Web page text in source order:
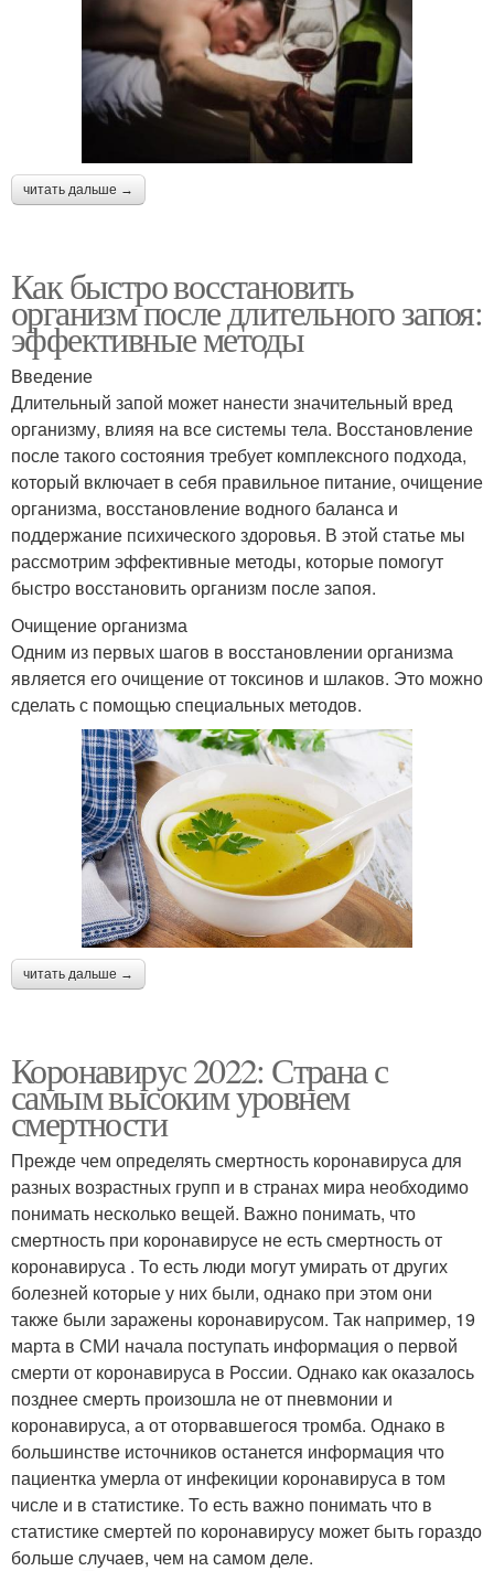
читать дальше →
Как быстро восстановить
организм после длительного запоя:
эффективные методы
Введение
Длительный запой может нанести значительный вред
организму, влияя на все системы тела. Восстановление
после такого состояния требует комплексного подхода,
который включает в себя правильное питание, очищение
организма, восстановление водного баланса и
поддержание психического здоровья. В этой статье мы
рассмотрим эффективные методы, которые помогут
быстро восстановить организм после запоя.
Очищение организма
Одним из первых шагов в восстановлении организма
является его очищение от токсинов и шлаков. Это можно
сделать с помощью специальных методов.
читать дальше →
Коронавирус 2022: Страна с
самым высоким уровнем
смертности
Прежде чем определять смертность коронавируса для
разных возрастных групп и в странах мира необходимо
понимать несколько вещей. Важно понимать, что
смертность при коронавирусе не есть смертность от
коронавируса . То есть люди могут умирать от других
болезней которые у них были, однако при этом они
также были заражены коронавирусом. Так например, 19
марта в СМИ начала поступать информация о первой
смерти от коронавируса в России. Однако как оказалось
позднее смерть произошла не от пневмонии и
коронавируса, а от оторвавшегося тромба. Однако в
большинстве источников останется информация что
пациентка умерла от инфекиции коронавируса в том
числе и в статистике. То есть важно понимать что в
статистике смертей по коронавирусу может быть гораздо
больше случаев, чем на самом деле.